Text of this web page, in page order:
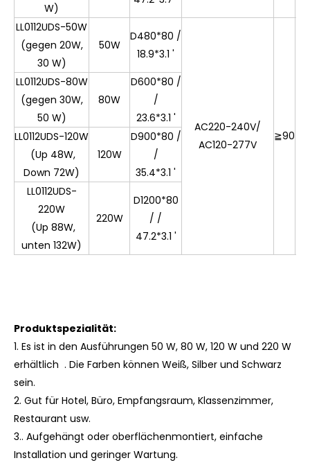
W)
LL0112UDS-50W
(gegen 20W,
30 W)
50W
D480*80 /
18.9*3.1 '
AC220-240V/
AC120-277V
≧90
LL0112UDS-80W
(gegen 30W,
50 W)
80W
D600*80 /
/
23.6*3.1 '
LL0112UDS-120W
(Up 48W,
Down 72W)
120W
D900*80 /
/
35.4*3.1 '
LL0112UDS-
220W
(Up 88W,
unten 132W)
220W
D1200*80
/ /
47.2*3.1 '
Produktspezialität:
1. Es ist in den Ausführungen 50 W, 80 W, 120 W und 220 W
erhältlich . Die Farben können Weiß, Silber und Schwarz
sein.
2. Gut für Hotel, Büro, Empfangsraum, Klassenzimmer,
Restaurant usw.
3.. Aufgehängt oder oberflächenmontiert, einfache
Installation und geringer Wartung.